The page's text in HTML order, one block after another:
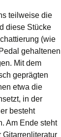
teilweise die
diese Stücke
(wie
gehaltenen
Mit dem
geprägten
etwa die
in der
besteht
Am Ende steht
Gitarrenliteratur